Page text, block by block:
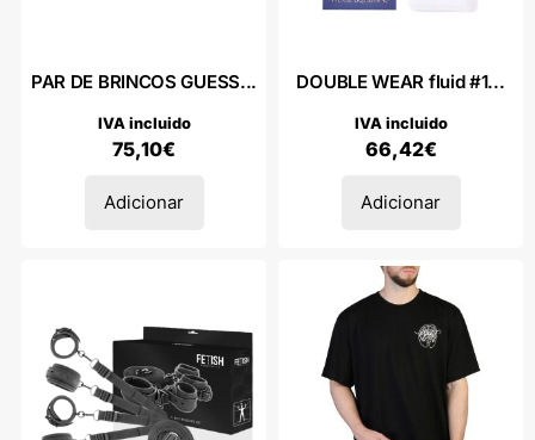
PAR DE BRINCOS GUESS...
75,10€
IVA incluido
Adicionar
DOUBLE WEAR fluid #1...
66,42€
IVA incluido
Adicionar